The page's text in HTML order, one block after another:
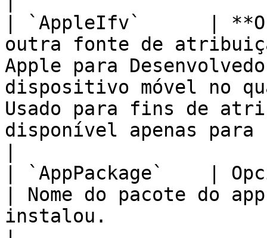
| `AppleIfv`      |
outra fonte de
Apple para
dispositivo móvel no
Usado para fins de
disponível apenas para
| `AppPackage`    |
| Nome do pacote do
instalou.